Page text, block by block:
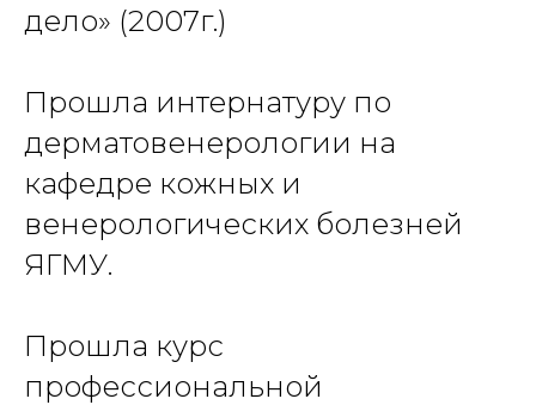
дело» (2007г.)
Прошла интернатуру по
дерматовенерологии на
кафедре кожных и
венерологических болезней
ЯГМУ.
Прошла курс
профессиональной